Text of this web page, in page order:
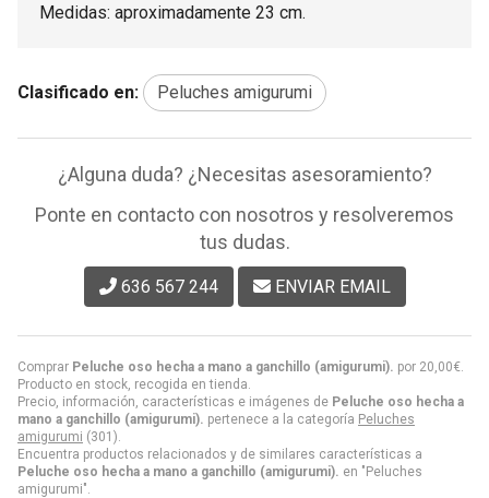
Comprar Peluche oso hecha a mano a ganchillo (amigurumi). por 20,00€
Producto en stock, recogida en tienda.
Precio, información, características e imágenes de Peluche oso hecha a
mano a ganchillo (amigurumi). pertenece a la categoría Peluches
amigurumi (301).
Encuentra productos relacionados y de similares características a
Peluche oso hecha a mano a ganchillo (amigurumi). en "Peluches
amigurumi".
Medidas: aproximadamente 23 cm.
Clasificado en: Peluches amigurumi
¿Alguna duda? ¿Necesitas asesoramiento?
Ponte en contacto con nosotros y resolveremos
tus dudas.
636 567 244 ENVIAR EMAIL